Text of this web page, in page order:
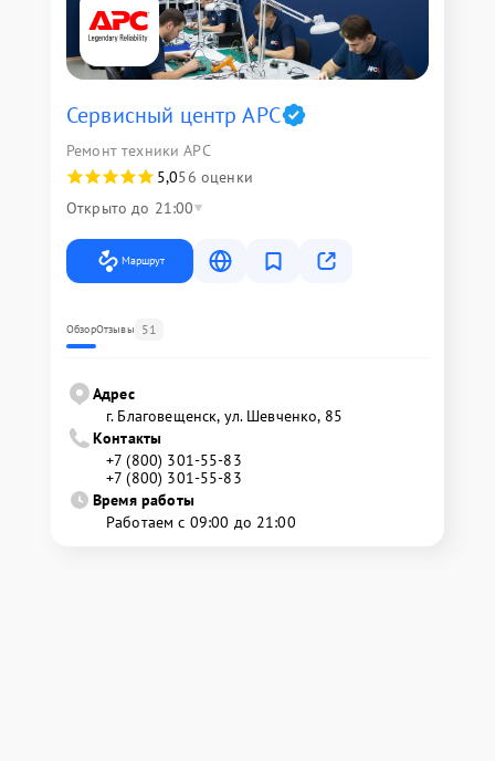
Сервисный центр APC
Ремонт техники APC
5,056 оценки
Открыто до 21:00
Маршрут
ОбзорОтзывы 51
Адрес
г. Благовещенск, ул. Шевченко, 85
Контакты
+7 (800) 301-55-83
+7 (800) 301-55-83
Время работы
Работаем с 09:00 до 21:00